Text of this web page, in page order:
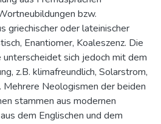
bzw.
griechischer oder lateinischer
Enantiomer, Koaleszenz. Die
unterscheidet sich jedoch mit dem
z.B. klimafreundlich, Solarstrom,
Neologismen der beiden
stammen aus modernen
dem Englischen und dem